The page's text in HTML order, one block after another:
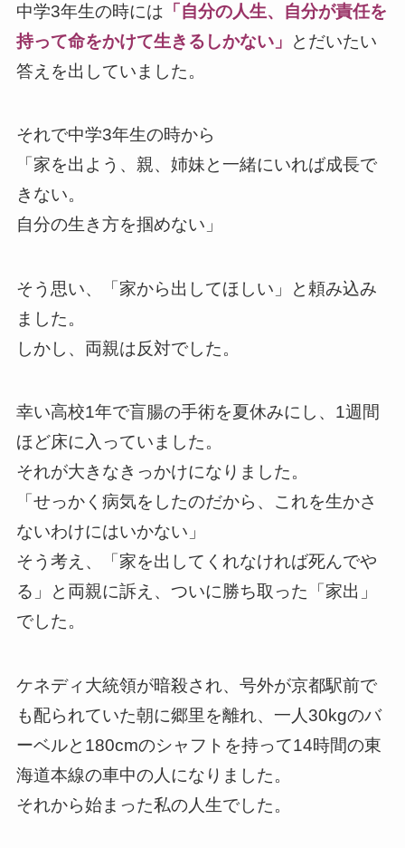
中学3年生の時には 「自分の人生、自分が責任を
持って命をかけて生きるしかない」
とだいたい
答えを出していました。
それで中学3年生の時から
「家を出よう、親、姉妹と一緒にいれば成長で
きない。
自分の生き方を掴めない」
そう思い、「家から出してほしい」と頼み込み
ました。
しかし、両親は反対でした。
幸い高校1年で盲腸の手術を夏休みにし、1週間
ほど床に入っていました。
それが大きなきっかけになりました。
「せっかく病気をしたのだから、これを生かさ
ないわけにはいかない」
そう考え、「家を出してくれなければ死んでや
る」と両親に訴え、ついに勝ち取った「家出」
でした。
ケネディ大統領が暗殺され、号外が京都駅前で
も配られていた朝に郷里を離れ、一人30kgのバ
ーベルと180cmのシャフトを持って14時間の東
海道本線の車中の人になりました。
それから始まった私の人生でした。